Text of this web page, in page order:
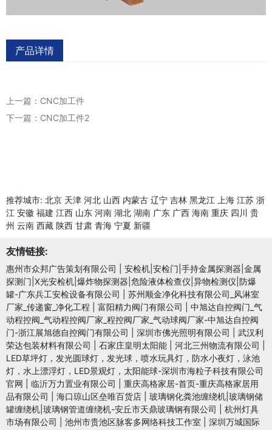
产品详情
上一篇： CNC加工件
下一篇： CNC加工件2
推荐城市: 北京 天津 河北 山西 内蒙古 辽宁 吉林 黑龙江 上海 江苏 浙
江 安徽 福建 江西 山东 河南 湖北 湖南 广东 广西 海南 重庆 四川 贵
州 云南 西藏 陕西 甘肃 青海 宁夏 新疆
友情链接:
惠州市众邦广告策划有限公司
安检机|安检门|手持金属探测器|金属
探测门|X光安检机|爆炸物探测器|危险液体检查仪|异物检测仪|防爆
罐-广东兵工安检设备有限公司
苏州顺金净化科技有限公司_风淋室
厂家_传递窗_净化工程
富阳精力阀门有限公司
中旭达自控阀门_气
动程控阀_气动程控阀厂家_程控阀厂家_气动球阀厂家-中旭达自控阀
门-浙江展旭德自控阀门有限公司
深圳市佛光照明有限公司
武汉利
荣达包装材料有限公司
石家庄皇明太阳能 河北三州物流有限公司
LED草坪灯，发光圆球灯，发光球，喷水玩具灯，防水小夜灯，泳池
灯，水上漂浮灯，LED景观灯，太阳能球-深圳市海粒子科技有限公司
官网
临沂万力置业有限公司
重庆高格家居-首页-重庆高格家居用
品有限公司
海口琼山区垒唯百货店
玻璃钢化粪池缠绕机|玻璃钢储
罐缠绕机|玻璃钢管道缠绕机-安丘市天鼎玻璃钢有限公司
杭州灯具
市场有限公司
池州市贵池区脉客多网络科技工作室
深圳万城国际